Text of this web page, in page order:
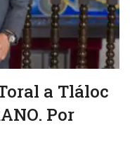
a Tláloc
Por